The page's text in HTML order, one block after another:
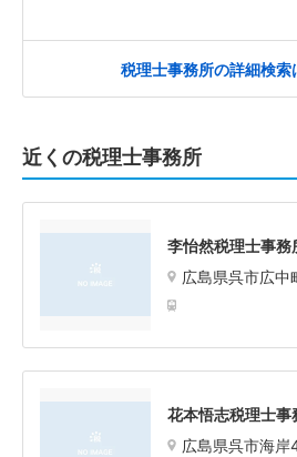
税理士事務所の詳細検索
近くの税理士事務所
李怡然税理士事務
広島県呉市広中
花本悟志税理士事
広島県呉市海岸